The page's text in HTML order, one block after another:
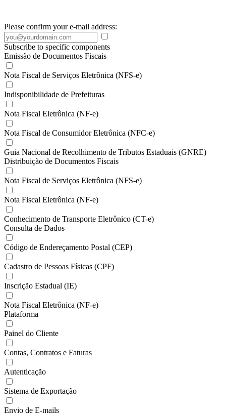
Please confirm your e-mail address:
Subscribe to specific components
Emissão de Documentos Fiscais
Nota Fiscal de Serviços Eletrônica (NFS-e)
Indisponibilidade de Prefeituras
Nota Fiscal Eletrônica (NF-e)
Nota Fiscal de Consumidor Eletrônica (NFC-e)
Guia Nacional de Recolhimento de Tributos Estaduais (GNRE)
Distribuição de Documentos Fiscais
Nota Fiscal de Serviços Eletrônica (NFS-e)
Nota Fiscal Eletrônica (NF-e)
Conhecimento de Transporte Eletrônico (CT-e)
Consulta de Dados
Código de Endereçamento Postal (CEP)
Cadastro de Pessoas Físicas (CPF)
Inscrição Estadual (IE)
Nota Fiscal Eletrônica (NF-e)
Plataforma
Painel do Cliente
Contas, Contratos e Faturas
Autenticação
Sistema de Exportação
Envio de E-mails